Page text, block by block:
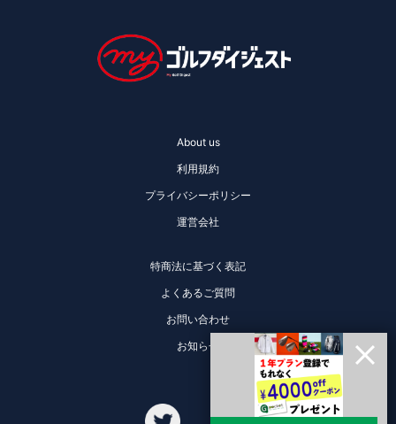
About us
利用規約
プライバシーポリシー
運営会社
特商法に基づく表記
よくあるご質問
お問い合わせ
お知らせ